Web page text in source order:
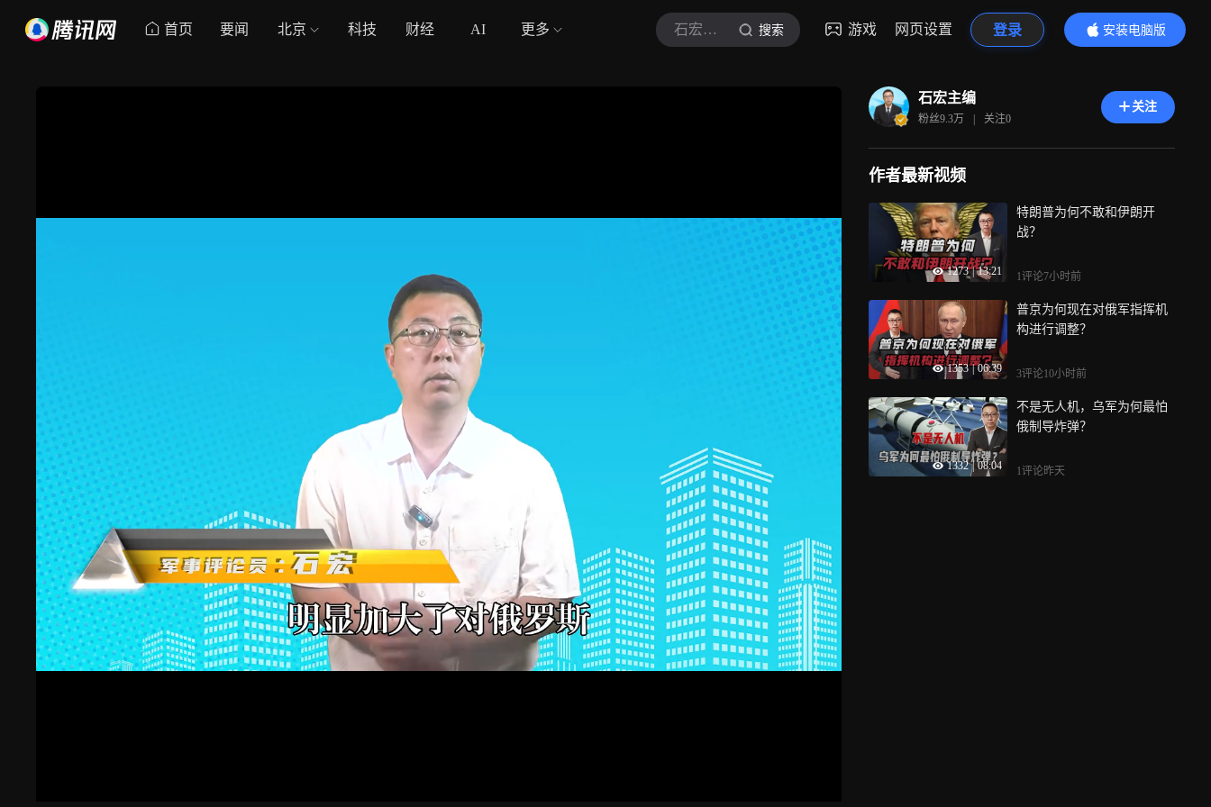
首页 要闻 北京 科技 财经 AI 更多 石宏主编 搜索 游戏 网页设置 登录
安装电脑版
内容更精彩
石宏主编
粉丝9.3万 | 关注0
关注
作者最新视频
1273 | 13:21
特朗普为何不敢和伊朗开
战？
1评论7小时前
1353 | 06:39
普京为何现在对俄军指挥机
构进行调整？
3评论10小时前
1332 | 08:04
不是无人机，乌军为何最怕
俄制导炸弹？
1评论昨天